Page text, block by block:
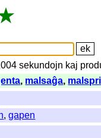
sekundojn kaj
, malsaĝa,
,gapen